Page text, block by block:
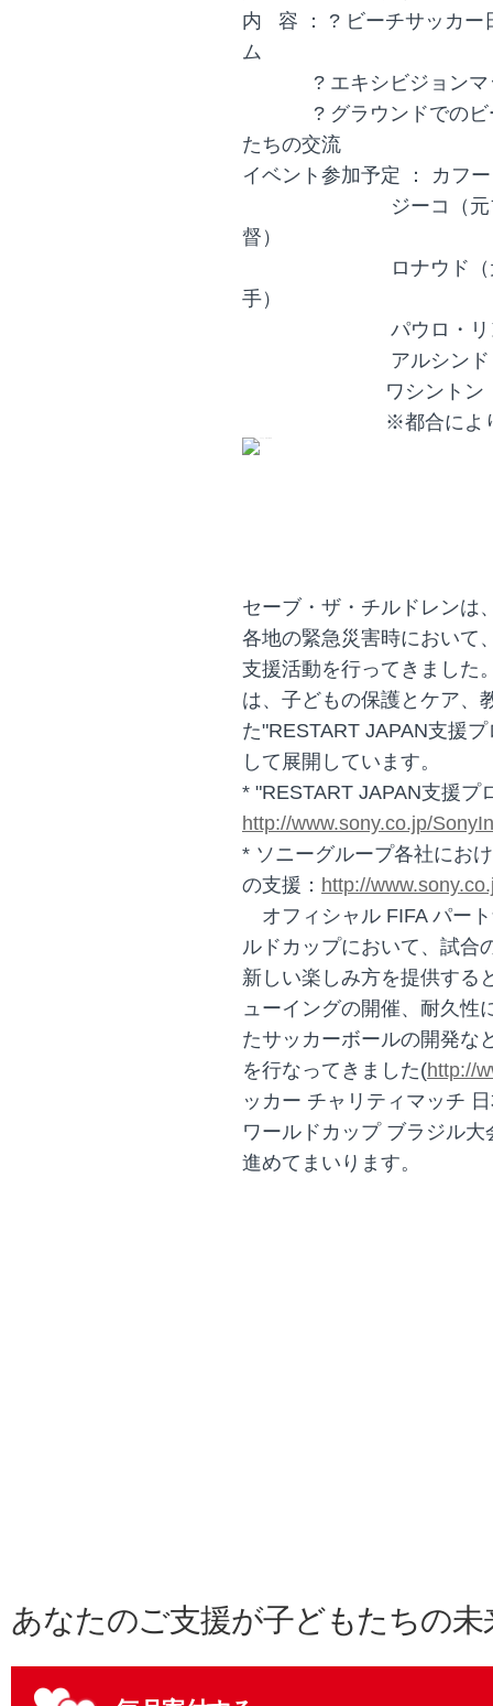
内 容 ： ? ビーチサッカー
ム
? エキシビジョンマッ
? グラウンドでのビー
たちの交流
イベント参加予定 ： カフ
ジーコ（元ブラジ
督）
ロナウド（元ブラ
手）
パウロ・リンク（
アルシンド（元J
ワシントン（元J
※都合により変更
セーブ・ザ・チルドレンは
各地の緊急災害時において
支援活動を行ってきました
は、子どもの保護とケア、
た"RESTART JAPAN支援
して展開しています。
* "RESTART JAPAN支援プ
http://www.sony.co.jp/
* ソニーグループ各社にお
の支援： http://
オフィシャル FIFA パー
ルドカップにおいて、試合
新しい楽しみ方を提供する
ューイングの開催、耐久性
たサッカーボールの開発な
を行なってきました(http://
ッカー チャリティマッチ
ワールドカップ ブラジル
進めてまいります。
あなたのご支援が子どもたちの